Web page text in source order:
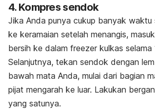
4. Kompres sendok
Jika Anda punya cukup banyak waktu
ke keramaian setelah menangis,
bersih ke dalam freezer kulkas selama
Selanjutnya, tekan sendok dengan
bawah mata Anda, mulai dari bagian
pijat mengarah ke luar. Lakukan
yang satunya.